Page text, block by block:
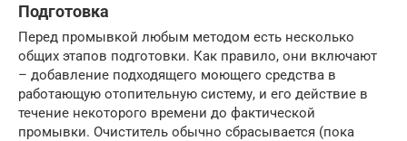
Подготовка
Перед промывкой любым методом есть несколько
общих этапов подготовки. Как правило, они включают
– добавление подходящего моющего средства в
работающую отопительную систему, и его действие в
течение некоторого времени до фактической
промывки. Очиститель обычно сбрасывается (пока